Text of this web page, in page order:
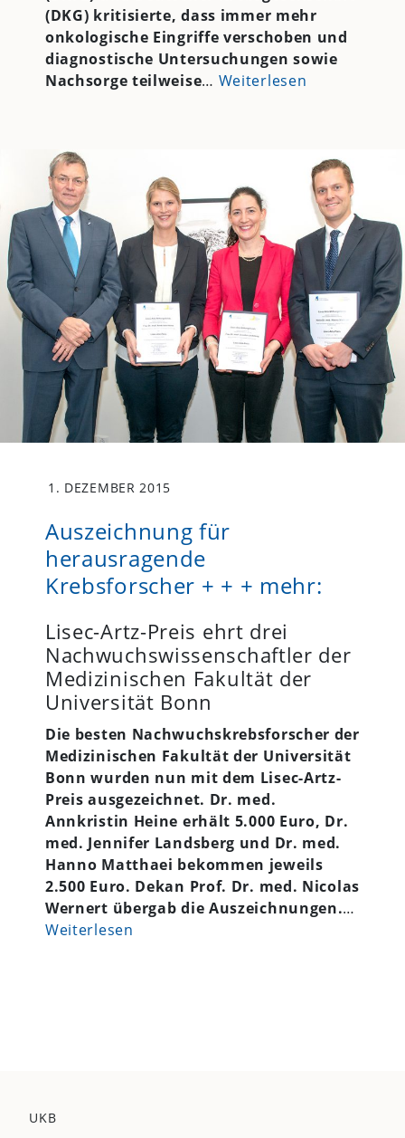
(DKG) kritisierte, dass immer mehr
onkologische Eingriffe verschoben und
diagnostische Untersuchungen sowie
Nachsorge teilweise… Weiterlesen
1. DEZEMBER 2015
Auszeichnung für
herausragende
Krebsforscher + + + mehr:
Lisec-Artz-Preis ehrt drei
Nachwuchswissenschaftler der
Medizinischen Fakultät der
Universität Bonn
Die besten Nachwuchskrebsforscher der
Medizinischen Fakultät der Universität
Bonn wurden nun mit dem Lisec-Artz-
Preis ausgezeichnet. Dr. med.
Annkristin Heine erhält 5.000 Euro, Dr.
med. Jennifer Landsberg und Dr. med.
Hanno Matthaei bekommen jeweils
2.500 Euro. Dekan Prof. Dr. med. Nicolas
Wernert übergab die Auszeichnungen.…
Weiterlesen
UKB